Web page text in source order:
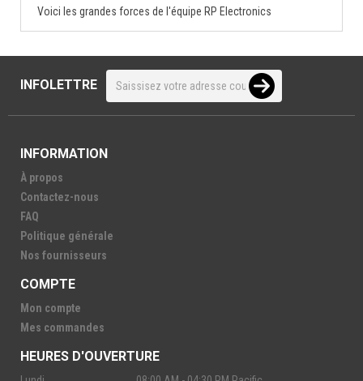
Voici les grandes forces de l'équipe RP Electronics
INFOLETTRE
INFORMATION
À propos
Contactez-nous
FAQ
Politique générale
Nos fournisseurs
COMPTE
Mon compte
Mes commandes
HEURES D'OUVERTURE